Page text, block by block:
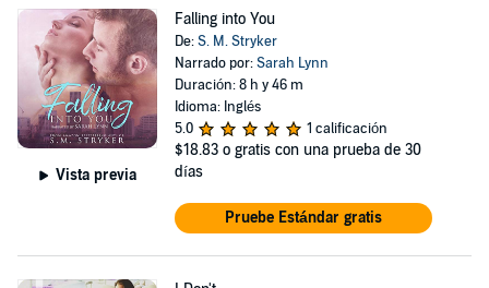
Vista previa
Falling into You
De:S. M. Stryker
Narrado por:Sarah Lynn
Duración: 8 h y 46 m
Idioma: Inglés
5.0
1 calificación
$18.83 o gratis con una prueba de 30
días
Pruebe Estándar gratis